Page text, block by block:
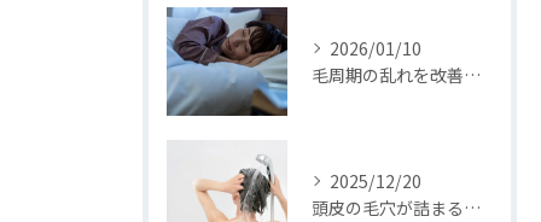
2026/01/10
毛周期の乱れを改善する方法
2025/12/20
頭皮の毛穴が詰まるのはなぜ？